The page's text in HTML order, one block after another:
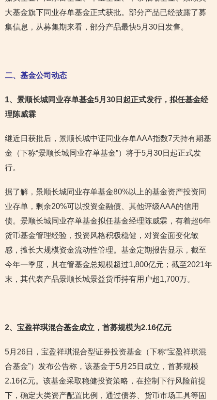
大基金旗下同业存单基金正式获批。部分产品已经披露了募
集信息，从募集期来看，部分产品最快5月30日发售。
二、基金公司动态
1、景顺长城同业存单基金5月30日起正式发行，拟任基金经
理陈威霖
继近日获批后，景顺长城中证同业存单AAA指数7天持有期基
金（下称“景顺长城同业存单基金”）将于5月30日起正式发
行。
据了解，景顺长城同业存单基金80%以上的基金资产投资同
业存单，剩余20%可以投资金融债、其他评级AAA的信用
债。景顺长城同业存单基金拟任基金经理陈威霖，有着超6年
货币基金管理经验，投资风格积极稳健，对资金面变化敏
感，擅长大规模资金流动性管理。基金定期报告显示，截至
今年一季度，其在管基金总规模超过1,800亿元；截至2021年
末，其代表产品景顺长城景益货币持有用户超1,700万。
2、宝盈祥琪混合基金成立，首募规模为2.16亿元
5月26日，宝盈祥琪混合型证券投资基金（下称“宝盈祥琪混
合基金”）发布公告称，该基金于5月25日成立，首募规模
2.16亿元。该基金采取稳健投资策略，在控制下行风险前提
下，确定大类资产配置比例，通过债券、货币市场工具等固